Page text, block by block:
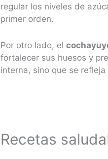
regular los niveles de
primer orden.
Por otro lado, el
fortalecer sus huesos y
interna, sino que se
Recetas